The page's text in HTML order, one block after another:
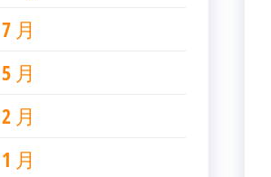
月
月
月
月